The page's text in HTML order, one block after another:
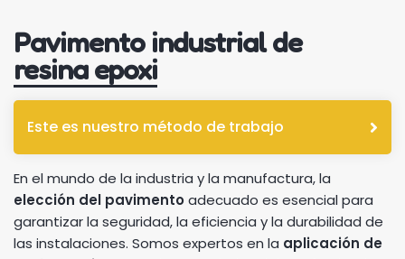
Pavimento industrial de
resina epoxi
Este es nuestro método de trabajo
En el mundo de la industria y la manufactura, la
elección del pavimentoadecuado es esencial para
garantizar la seguridad, la eficiencia y la durabilidad de
las instalaciones. Somos expertos en la aplicación de